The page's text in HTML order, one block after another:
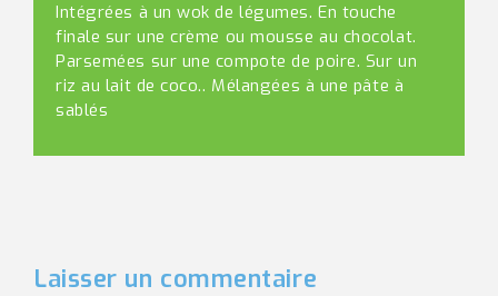
Intégrées à un wok de légumes. En touche
finale sur une crème ou mousse au chocolat.
Parsemées sur une compote de poire. Sur un
riz au lait de coco.. Mélangées à une pâte à
sablés
Laisser un commentaire